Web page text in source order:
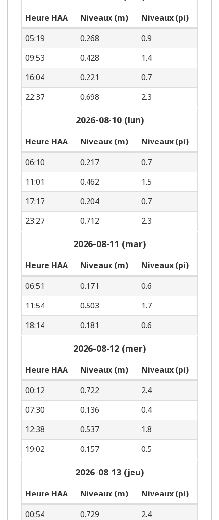
Heure HAA Niveaux (m)
Niveaux (pi)
05:19
0.268
0.9
09:53
0.428
1.4
16:04
0.221
0.7
22:37
0.698 2.3
2026-08-10 (lun)
Heure HAA Niveaux (m)
Niveaux (pi)
06:10
0.217
0.7
11:01
0.462
1.5
17:17
0.204
0.7
23:27
0.712 2.3
2026-08-11 (mar)
Heure HAA Niveaux (m)
Niveaux (pi)
06:51
0.171
0.6
11:54
0.503
1.7
18:14
0.181 0.6
2026-08-12 (mer)
Heure HAA Niveaux (m)
Niveaux (pi)
00:12
0.722
2.4
07:30
0.136
0.4
12:38
0.537
1.8
19:02
0.157 0.5
2026-08-13 (jeu)
Heure HAA Niveaux (m)
Niveaux (pi)
00:54
0.729
2.4